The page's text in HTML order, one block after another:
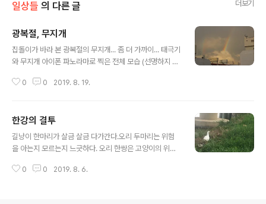
일상들 의 다른 글 더보기
광복절, 무지개
집돌이가 바라 본 광복절의 무지개... 좀 더 가까이... 태극기
와 무지개 아이폰 파노라마로 찍은 전체 모습 (선명하지 않
0 0 2019. 8. 19.
한강의 결투
길냥이 한마리가 살금 살금 다가간다.오리 두마리는 위험
을 아는지 모르는지 느긋하다. 오리 한쌍은 고양이의 위험
데리고 한강으로 ...나는 30분 넘게 진행된 긴장을 담은 동
0 0 2019. 8. 6.